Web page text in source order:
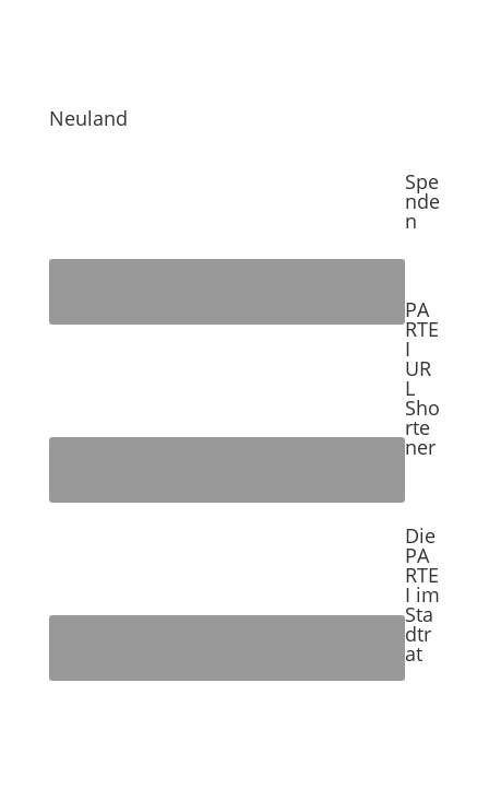
Neuland
Spe
nde
n
PA
RTE
I
UR
L
Sho
rte
ner
Die
PA
RTE
I im
Sta
dtr
at